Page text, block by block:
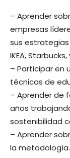
– Aprender
empresas
sus estrategias
IKEA,
– Participar en
técnicas de
– Aprender de
años
sostenibilidad
– Aprender
la metodología.